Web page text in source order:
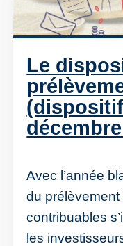
Le
Avec l’année
du
contribuables
les